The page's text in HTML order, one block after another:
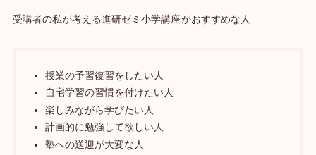
受講者の私が考える進研ゼミ小学講座がおすすめな人
授業の予習復習をしたい人
自宅学習の習慣を付けたい人
楽しみながら学びたい人
計画的に勉強して欲しい人
塾への送迎が大変な人